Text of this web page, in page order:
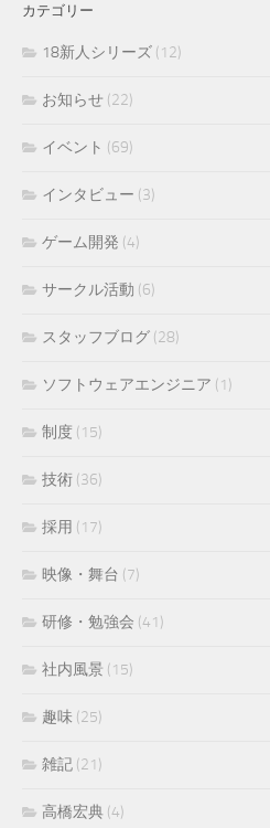
カテゴリー
18新人シリーズ (12)
お知らせ (22)
イベント (69)
インタビュー (3)
ゲーム開発 (4)
サークル活動 (6)
スタッフブログ (28)
ソフトウェアエンジニア (1)
制度 (15)
技術 (36)
採用 (17)
映像・舞台 (7)
研修・勉強会 (41)
社内風景 (15)
趣味 (25)
雑記 (21)
高橋宏典 (4)